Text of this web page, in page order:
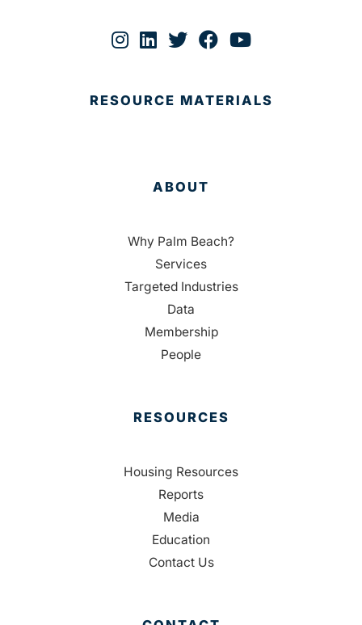
RESOURCE MATERIALS
ABOUT
Why Palm Beach?
Services
Targeted Industries
Data
Membership
People
RESOURCES
Housing Resources
Reports
Media
Education
Contact Us